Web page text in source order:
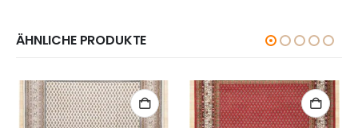
ÄHNLICHE PRODUKTE